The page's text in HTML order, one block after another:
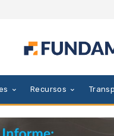
Recursos